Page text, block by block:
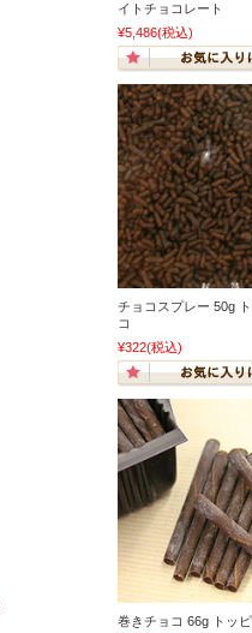
イトチョコレート
¥5,486(税込)
チョコスプレー 50g
コ
¥322(税込)
巻きチョコ 66g トッ